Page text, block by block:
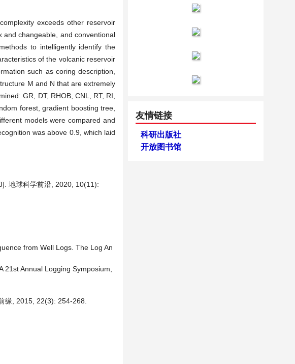
exceeds other reservoir
and changeable, and conventional
to intelligently identify the
of the volcanic reservoir
such as coring description,
M and N that are extremely
GR, DT, RHOB, CNL, RT, RI,
forest, gradient boosting tree,
models were compared and
was above 0.9, which laid
地球科学前沿, 2020, 10(11):
from Well Logs. The Log An
Annual Logging Symposium,
缘, 2015, 22(3): 254-268.
友情链接
科研出版社
开放图书馆